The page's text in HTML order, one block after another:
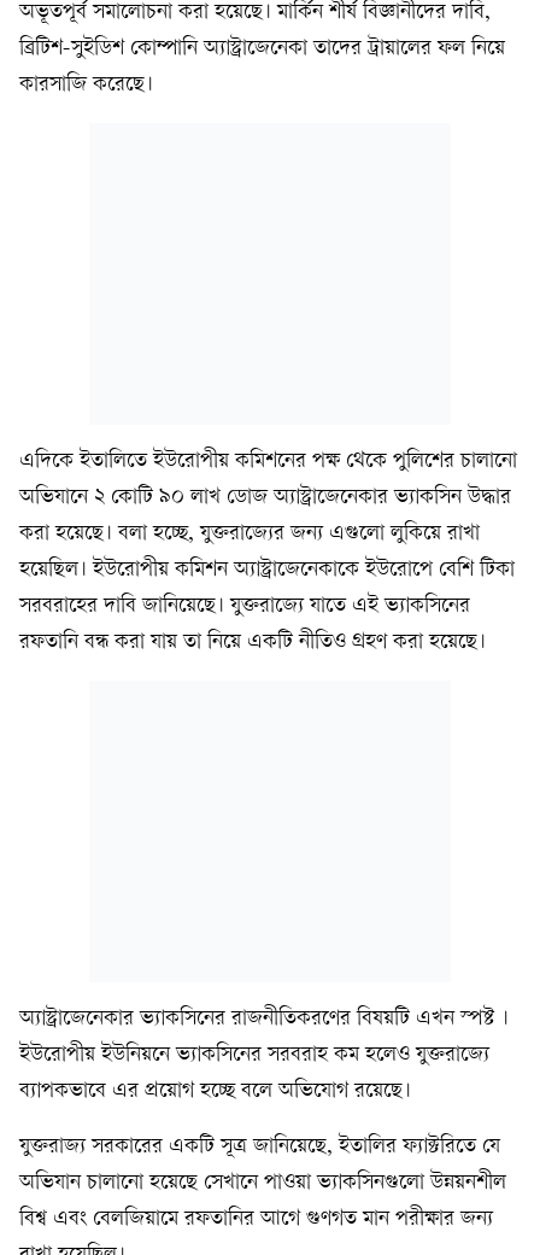
অভূতপূর্ব সমালোচনা করা হয়েছে। মার্কিন শীর্ষ বিজ্ঞানীদের দাবি,
ব্রিটিশ-সুইডিশ কোম্পানি অ্যাস্ট্রাজেনেকা তাদের ট্রায়ালের ফল নিয়ে
কারসাজি করেছে।
এদিকে ইতালিতে ইউরোপীয় কমিশনের পক্ষ থেকে পুলিশের চালানো
অভিযানে ২ কোটি ৯০ লাখ ডোজ অ্যাস্ট্রাজেনেকার ভ্যাকসিন উদ্ধার
করা হয়েছে। বলা হচ্ছে, যুক্তরাজ্যের জন্য এগুলো লুকিয়ে রাখা
হয়েছিল। ইউরোপীয় কমিশন অ্যাস্ট্রাজেনেকাকে ইউরোপে বেশি টিকা
সরবরাহের দাবি জানিয়েছে। যুক্তরাজ্যে যাতে এই ভ্যাকসিনের
রফতানি বন্ধ করা যায় তা নিয়ে একটি নীতিও গ্রহণ করা হয়েছে।
অ্যাস্ট্রাজেনেকার ভ্যাকসিনের রাজনীতিকরণের বিষয়টি এখন স্পষ্ট ।
ইউরোপীয় ইউনিয়নে ভ্যাকসিনের সরবরাহ কম হলেও যুক্তরাজ্যে
ব্যাপকভাবে এর প্রয়োগ হচ্ছে বলে অভিযোগ রয়েছে।
যুক্তরাজ্য সরকারের একটি সূত্র জানিয়েছে, ইতালির ফ্যাক্টরিতে যে
অভিযান চালানো হয়েছে সেখানে পাওয়া ভ্যাকসিনগুলো উন্নয়নশীল
বিশ্ব এবং বেলজিয়ামে রফতানির আগে গুণগত মান পরীক্ষার জন্য